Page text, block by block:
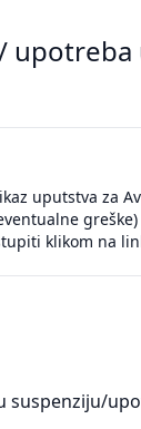
upotreba
uputstva za
klikom na
suspenziju/